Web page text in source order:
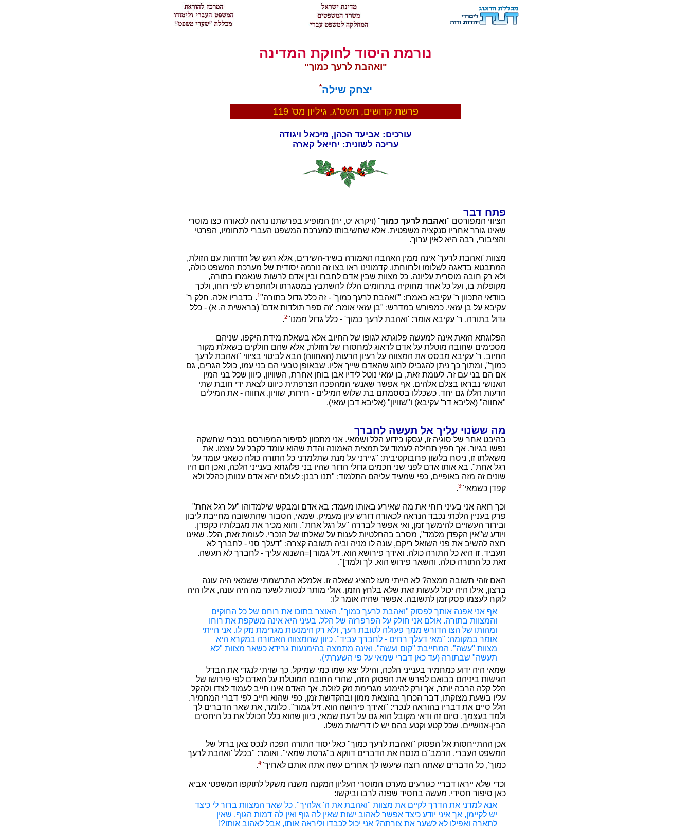
נורמת היסוד לחוקת המדינה
"ואהבת לרעך כמוך"
יצחק שילה*
פרשת קדושים, תשס"ג, גיליון מס' 119
עורכים: אביעד הכהן, מיכאל ויגודה
עריכה לשונית: יחיאל קארה
פתח דבר
הציווי המפורסם "ואהבת לרעך כמוך" (ויקרא יט, יח) המופיע בפרשתנו נראה לכאורה כצו מוסרי
שאינו גורר אחריו סנקציה משפטית, אלא שחשיבותו למערכת המשפט העברי לתחומיו, הפרטי
והציבורי, רבה היא לאין ערוך.
מצוות 'ואהבת לרעך' אינה ממין האהבה האמורה בשיר-השירים, אלא רגש של הזדהות עם הזולת,
המתבטא בדאגה לשלומו ולרווחתו. קדמונינו ראו בצו זה נורמה יסודית של מערכת המשפט כולה,
ולא רק חובה מוסרית עליונה. כל מצוות שבין אדם לחברו ובין אדם לרשות שנאמרו בתורה,
מקופלות בו, ועל כל אחד מחוקיה בתחומים הללו להשתבץ במסגרתו ולהתפרש לפי רוחו, ולכך
בוודאי התכוון ר' עקיבא באמרו: "'ואהבת לרעך כמוך' - זה כלל גדול בתורה"1. בדבריו אלה, חלק ר'
עקיבא על בן עזאי, כמפורש במדרש: "בן עזאי אומר: 'זה ספר תולדות אדם' (בראשית ה, א) - כלל
גדול בתורה. ר' עקיבא אומר: 'ואהבת לרעך כמוך' - כלל גדול ממנו"2
.
הפלוגתא הזאת אינה למעשה פלוגתא לגופו של החיוב אלא בשאלת מידת היקפו. שניהם
מסכימים שחובה מוטלת על אדם לדאוג למחסורו של הזולת, אלא שהם חולקים בשאלת מקור
החיוב. ר' עקיבא מבסס את המצווה על רעיון הרעות (האחווה) הבא לביטוי בציווי "ואהבת לרעך
כמוך", ומתוך כך ניתן להגבילו לחוג שהאדם שייך אליו, שבאופן טבעי הם בני עמו, כולל הגרים, גם
אם הם בני עם זר. לעומת זאת, בן עזאי נוטל לידיו אבן בוחן אחרת, השוויון, כיוון שכל בני המין
האנושי נבראו בצלם אלהים. אף אפשר שאנשי המהפכה הצרפתית כיוונו לצאת ידי חובת שתי
הדעות הללו גם יחד, כשכללו בססמתם בת שלוש המילים - חירות, שוויון, אחווה - את המילים
"אחווה" (אליבא דר' עקיבא) ו"שוויון" (אליבא דבן עזאי).
מה ששׂנוי עליך אל תעשה לחברך
בהיבט אחר של סוגיה זו, עסקו כידוע הלל ושמאי. אני מתכוון לסיפור המפורסם בנכרי שחשקה
נפשו בגיור, אך חפץ תחילה לעמוד על תמצית האמונה והדת שהוא עומד לקבל על עצמו. את
משאלתו זו, ניסח בלשון פרובוקטיבית: "גיירני על מנת שתלמדני כל התורה כולה כשאני עומד על
רגל אחת". בא אותו אדם לפני שני חכמים גדולי הדור שהיו בני פלוגתא בענייני הלכה, ואכן הם היו
שונים זה מזה באופיים, כפי שמעיד עליהם התלמוד: "תנו רבנן: לעולם יהא אדם ענוותן כהלל ולא
קפדן כשמאי"3
.
וכך רואה אני בעיני רוחי את מה שאירע באותו מעמד: בא אדם ומבקש שילמדוהו "על רגל אחת"
פרק בעניין הלכתי נכבד הנראה לכאורה דורש עיון מעמיק. שמאי, הסבור שהתשובה מחייבת ליבון
ובירור העשויים להימשך זמן, ואי אפשר לבררה "על רגל אחת", והוא מכיר את מגבלותיו כקפדן,
ויודע ש"אין הקפדן מלמד", מסרב בהחלטיות לענות על שאלתו של הנכרי. לעומת זאת, הלל, שאינו
רוצה להשיב את פני השואל ריקם, עונה לו מניה וביה תשובה קצרה: "דעלך סני - לחברך לא
תעביד. זו היא כל התורה כולה. ואידך פירושא הוא. זיל גמור [=השנוא עליך - לחברך לא תעשה.
זאת כל התורה כולה. והשאר פירוש הוא. לך ולמד]".
האם זוהי תשובה ממצה? לא הייתי מעז להציג שאלה זו, אלמלא התרשמתי ששמאי היה עונה
ברצון, אילו היה יכול לעשות זאת שלא בלחץ הזמן. אולי מותר לנסות לשער מה היה עונה, אילו היה
לוקח לעצמו פסק זמן לתשובה. אפשר שהיה אומר לו:
אף אני אפנה אותך לפסוק "ואהבת לרעך כמוך", האוצר בתוכו את רוחם של כל החוקים
והמצוות בתורה. אולם אני חולק על הפרפרזה של הלל. בעיני היא אינה משקפת את רוחו
ומהותו של הצו הדורש ממך פעולה לטובת רעך, ולא רק הימנעות מגרימת נזק לו. אני הייתי
אומר במקומה: "מאי דעלך רחים - לחברך עביד", כיוון שהמצווה האמורה במקרא היא
מצוות "עשה", המחייבת "קום ועשה", ואינה מתמצה בהימנעות גרידא כשאר מצוות "לא
תעשה" שבתורה (עד כאן דברי שמאי על פי השערתי).
שמאי היה ידוע כמחמיר בענייני הלכה, והילל יצא שמו כמי שמיקל. כך שויתי לנגדי את הבדל
הגישות ביניהם בבואם לפרש את הפסוק הזה, שהרי החובה המוטלת על האדם לפי פירושו של
הלל קלה הרבה יותר, אך ורק להימנע מגרימת נזק לזולת, אך האדם אינו חייב לעמוד לצדו ולהקל
עליו בשעת מצוקתו, דבר הכרוך בהוצאת ממון ובהקדשת זמן, כפי שהוא חייב לפי דברי המחמיר.
הלל סיים את דבריו בהוראה לנכרי: "ואידך פירושה הוא. זיל גמור". כלומר, את שאר הדברים לך
ולמד בעצמך. סיום זה ודאי מקובל הוא גם על דעת שמאי, כיוון שהוא כלל הכולל את כל היחסים
הבין-אנושיים, שכל קטע וקטע בהם יש לו דרישות משלו.
אכן ההתייחסות אל הפסוק "ואהבת לרעך כמוך" כאל יסוד התורה הפכה לנכס צאן ברזל של
המשפט העברי. הרמב"ם מנסח את הדברים דווקא ב"גרסת שמאי", ואומר: "בכלל 'ואהבת לרעך
כמוך', כל הדברים שאתה רוצה שיעשו לך אחרים עשה אתה אותם לאחיך"4
.
וכדי שלא ייראו דבריי כגורעים מערכו המוסרי העליון המקנה משנה משקל לתוקפו המשפטי אביא
כאן סיפור חסידי. מעשה בחסיד שפנה לרבו וביקשו:
אנא למדני את הדרך לקיים את מצוות "ואהבת את ה' אלהיך". כל שאר המצוות ברור לי כיצד
יש לקיימן, אך איני יודע כיצד אפשר לאהוב ישות שאין לה גוף ואין לה דמות הגוף, שאין
לתארה ואפילו לא לשער את צורתה? אני יכול לכבדו וליראה אותו, אבל לאהוב אותו?!